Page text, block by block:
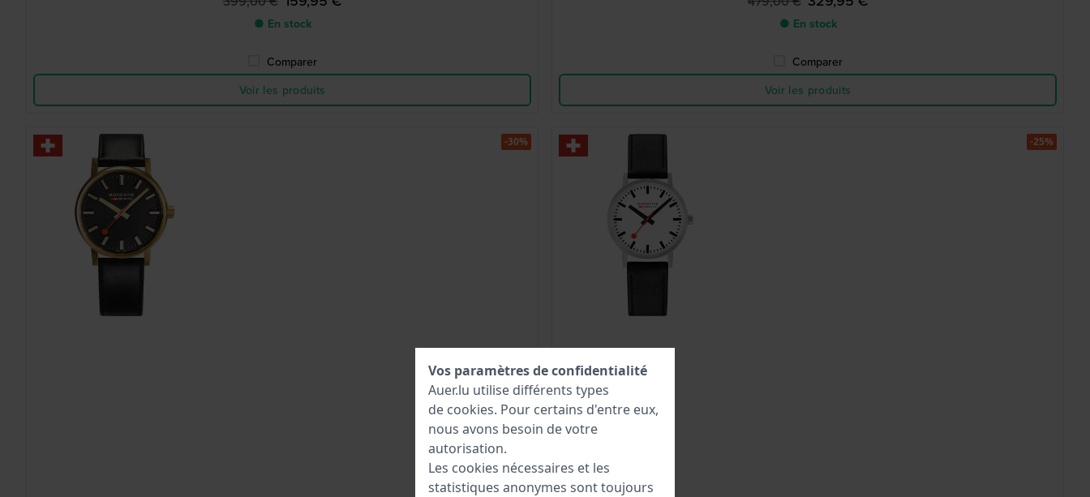
● En stock
Comparer
Voir les produits
● En stock
Comparer
Voir les produits
-30% -25%
Vos paramètres de confidentialité
Auer.lu utilise différents types
de cookies. Pour certains d'entre eux,
nous avons besoin de votre
autorisation.
Les cookies nécessaires et les
statistiques anonymes sont toujours